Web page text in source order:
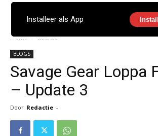
Home BLOGS
BLOGS
Savage Gear Loppa
– Update 3
Door Redactie -
Installeer als App